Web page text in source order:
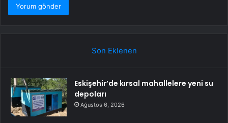
Son Eklenen
Eskişehir’de kırsal mahallelere yeni su
depoları
Ağustos 6, 2026